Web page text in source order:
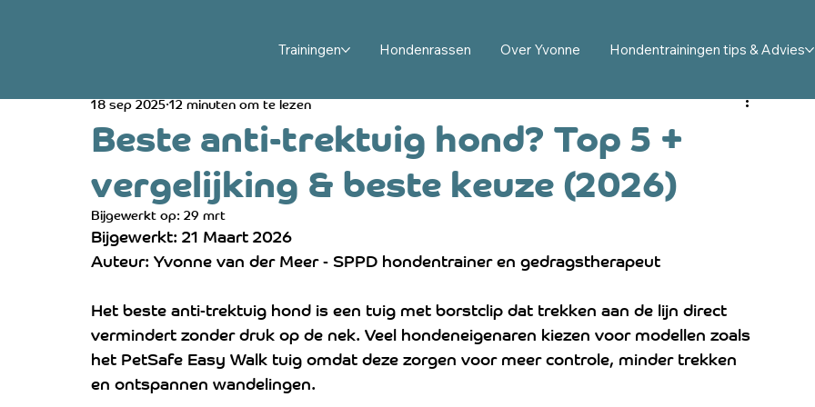
Trainingen Hondenrassen Over Yvonne Hondentrainingen tips & Advies
Hondengedrag oplossen en trainen Hond en kind: veiligheid en tips
Hond en baby: veilig samen wennen Rouw en stress bij honden Australian Cobberdog
Beste anti-trektuig hond? Top 5 +
vergelijking & beste keuze (2026)
18 sep 202512 minuten om te lezen
Bijgewerkt op:29 mrt
Bijgewerkt: 21 Maart 2026
Auteur: Yvonne van der Meer - SPPD hondentrainer en gedragstherapeut
Het beste anti-trektuig hond is een tuig met borstclip dat trekken aan de lijn direct
vermindert zonder druk op de nek. Veel hondeneigenaren kiezen voor modellen zoals
het PetSafe Easy Walk tuig omdat deze zorgen voor meer controle, minder trekken
en ontspannen wandelingen.